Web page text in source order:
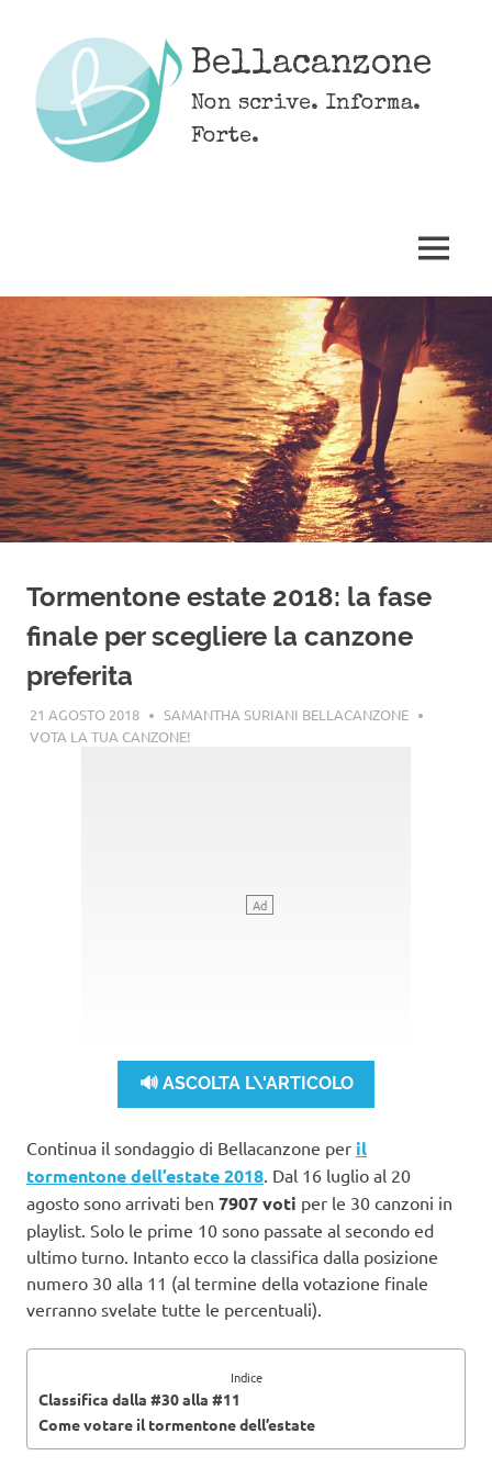
content
Bellacanzone
Non scrive. Informa.
Forte.
MENU
Tormentone estate 2018: la fase
finale per scegliere la canzone
preferita
21 AGOSTO 2018
SAMANTHA SURIANI BELLACANZONE
VOTA LA TUA CANZONE!
🔊 ASCOLTA L\'ARTICOLO
Continua il sondaggio di Bellacanzone per il
tormentone dell’estate 2018 . Dal 16 luglio al 20
agosto sono arrivati ben 7907 voti per le 30 canzoni in
playlist. Solo le prime 10 sono passate al secondo ed
ultimo turno. Intanto ecco la classifica dalla posizione
numero 30 alla 11 (al termine della votazione finale
verranno svelate tutte le percentuali).
Indice
Classifica dalla #30 alla #11
Come votare il tormentone dell’estate